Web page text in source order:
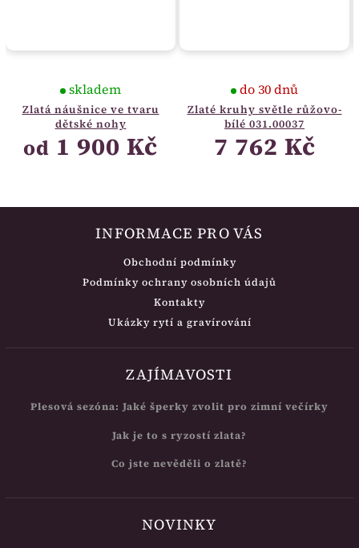
Zlatá náušnice ve tvaru
dětské nohy
skladem
od 1 900 Kč
Zlaté kruhy světle růžovo-
bílé 031.00037
do 30 dnů
7 762 Kč
INFORMACE PRO VÁS
Obchodní podmínky
Podmínky ochrany osobních údajů
Kontakty
Ukázky rytí a gravírování
ZAJÍMAVOSTI
Plesová sezóna: Jaké šperky zvolit pro zimní večírky
Jak je to s ryzostí zlata?
Co jste nevěděli o zlatě?
NOVINKY